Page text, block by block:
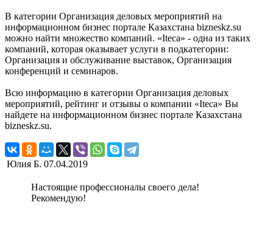
В категории Организация деловых мероприятий на
информационном бизнес портале Казахстана bizneskz.su
можно найти множество компаний. «Iteca» - одна из таких
компаний, которая оказывает услуги в подкатегории:
Организация и обслуживание выставок, Организация
конференций и семинаров.
Всю информацию в категории Организация деловых
мероприятий, рейтинг и отзывы о компании «Iteca» Вы
найдете на информационном бизнес портале Казахстана
bizneskz.su.
Юлия Б. 07.04.2019
Настоящие профессионалы своего дела!
Рекомендую!